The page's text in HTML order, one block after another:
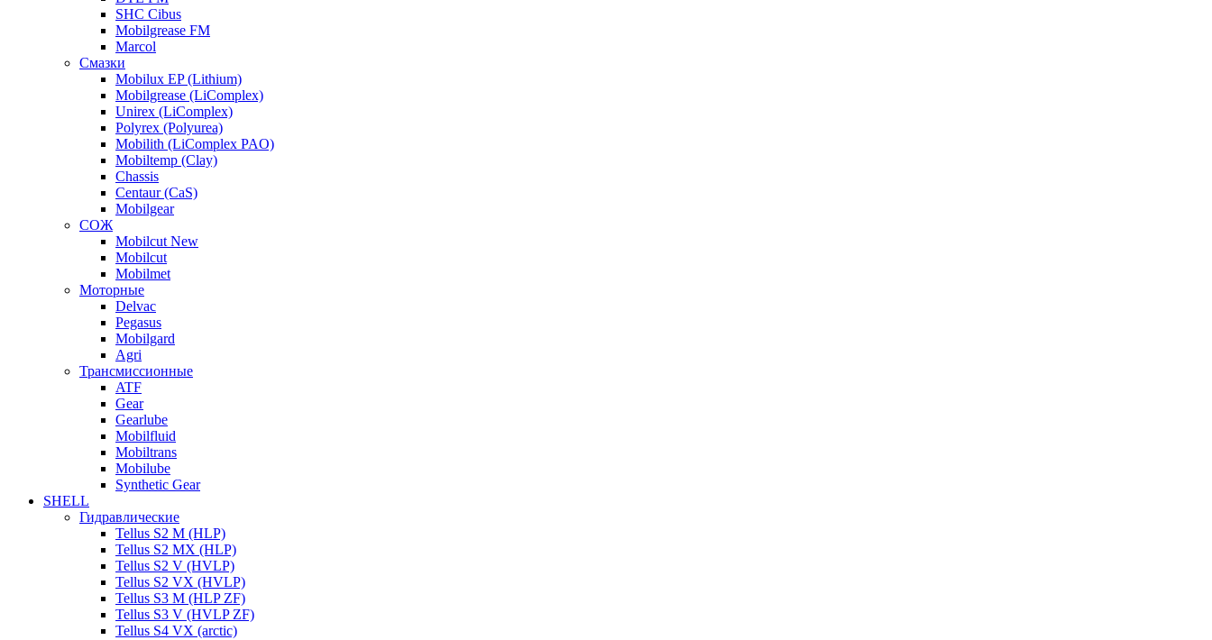
SHC Cibus
Mobilgrease FM
Marcol
Смазки
Mobilux EP (Lithium)
Mobilgrease (LiComplex)
Unirex (LiComplex)
Polyrex (Polyurea)
Mobilith (LiComplex PAO)
Mobiltemp (Clay)
Chassis
Centaur (CaS)
Mobilgear
СОЖ
Mobilcut New
Mobilcut
Mobilmet
Моторные
Delvac
Pegasus
Mobilgard
Agri
Трансмиссионные
ATF
Gear
Gearlube
Mobilfluid
Mobiltrans
Mobilube
Synthetic Gear
SHELL
Гидравлические
Tellus S2 M (HLP)
Tellus S2 MХ (HLP)
Tellus S2 V (HVLP)
Tellus S2 VX (HVLP)
Tellus S3 M (HLP ZF)
Tellus S3 V (HVLP ZF)
Tellus S4 VX (arctic)